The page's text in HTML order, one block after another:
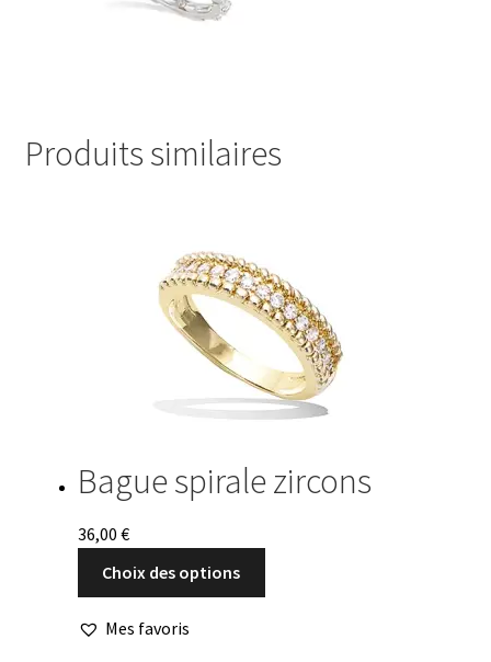
Produits similaires
Bague spirale zircons
36,00 €
Choix des options
Mes favoris